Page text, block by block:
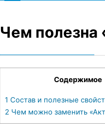
Чем полезна
Содержимое
1 Состав и полезные
2 Чем можно заменить